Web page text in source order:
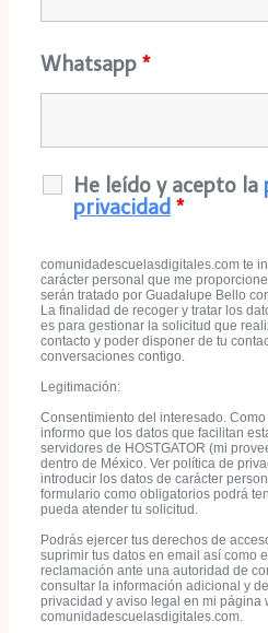
Whatsapp *
He leído y acepto la
privacidad *
comunidadescuelasdigitales.com te
carácter personal que me
serán tratado por Guadalupe Bello
La finalidad de recoger y tratar los
es para gestionar la solicitud que
contacto y poder disponer de tu
conversaciones contigo.
Legitimación:
Consentimiento del interesado.
informo que los datos que facilitan
servidores de HOSTGATOR (mi
dentro de México. Ver política de
introducir los datos de carácter
formulario como obligatorios podrá
pueda atender tu solicitud.
Podrás ejercer tus derechos de
suprimir tus datos en email así como
reclamación ante una autoridad de
consultar la información adicional y
privacidad y aviso legal en mi página
comunidadescuelasdigitales.com.